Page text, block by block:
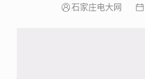
石家庄电大网